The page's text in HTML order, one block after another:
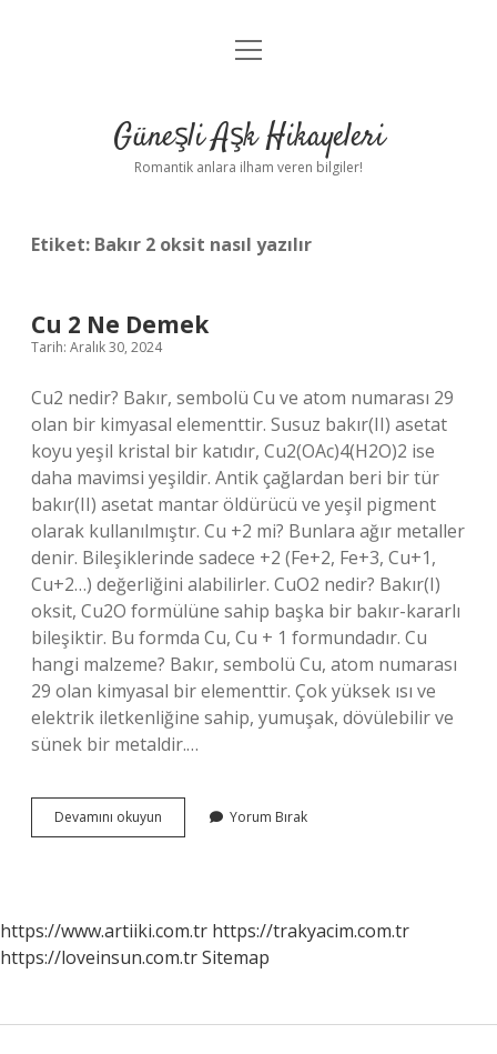
Anasayfa
Yasal Uyarı
menüyü
Güneşli Aşk Hikayeleri
Romantik anlara ilham veren bilgiler!
Etiket: Bakır 2 oksit nasıl yazılır
Cu 2 Ne Demek
Tarih: Aralık 30, 2024
Cu2 nedir? Bakır, sembolü Cu ve atom numarası 29
olan bir kimyasal elementtir. Susuz bakır(II) asetat
koyu yeşil kristal bir katıdır, Cu2(OAc)4(H2O)2 ise
daha mavimsi yeşildir. Antik çağlardan beri bir tür
bakır(II) asetat mantar öldürücü ve yeşil pigment
olarak kullanılmıştır. Cu +2 mi? Bunlara ağır metaller
denir. Bileşiklerinde sadece +2 (Fe+2, Fe+3, Cu+1,
Cu+2…) değerliğini alabilirler. CuO2 nedir? Bakır(I)
oksit, Cu2O formülüne sahip başka bir bakır-kararlı
bileşiktir. Bu formda Cu, Cu + 1 formundadır. Cu
hangi malzeme? Bakır, sembolü Cu, atom numarası
29 olan kimyasal bir elementtir. Çok yüksek ısı ve
elektrik iletkenliğine sahip, yumuşak, dövülebilir ve
sünek bir metaldir.…
Devamını okuyun
2
Yorum Bırak
https://www.artiiki.com.tr https://trakyacim.com.tr
https://loveinsun.com.trSitemap